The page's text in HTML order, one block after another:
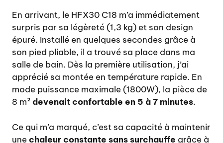
En arrivant, le HFX30 C18 m’a immédiatement
surpris par sa légèreté (1,3 kg) et son design
épuré. Installé en quelques secondes grâce à
son pied pliable, il a trouvé sa place dans ma
salle de bain. Dès la première utilisation, j’ai
apprécié sa montée en température rapide. En
mode puissance maximale (1800W), la pièce de
8 m²devenait confortable en 5 à 7 minutes.
Ce qui m’a marqué, c’est sa capacité à maintenir
unechaleur constante sans surchauffe grâce à